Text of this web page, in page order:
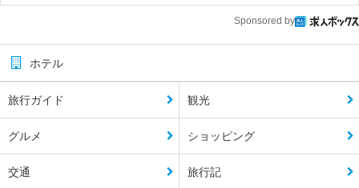
Sponsored by
ホテル
旅行ガイド 観光
グルメ ショッピング
交通 旅行記